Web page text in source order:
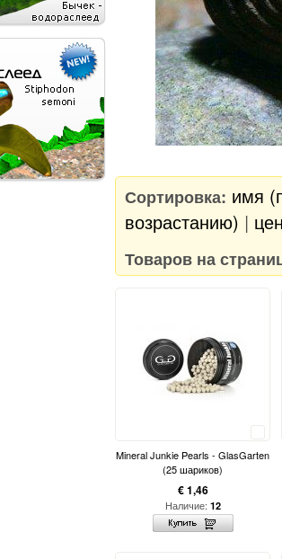
Сортировка: имя
возрастанию) |
Товаров на
Mineral Junkie Pearls - GlasGarten
(25 шариков)
€ 1,46
Наличие: 12